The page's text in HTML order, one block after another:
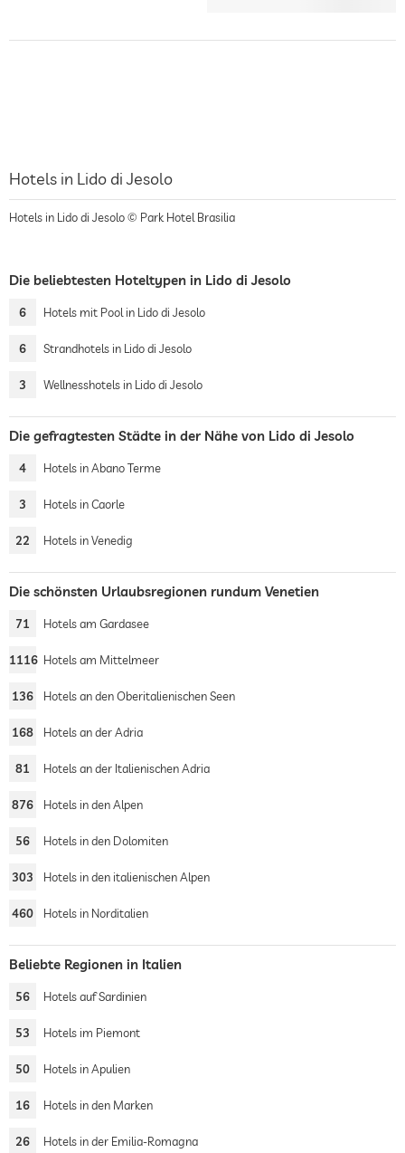
Hotels in Lido di Jesolo
Hotels in Lido di Jesolo © Park Hotel Brasilia
Die beliebtesten Hoteltypen in Lido di Jesolo
6 Hotels mit Pool in Lido di Jesolo
6 Strandhotels in Lido di Jesolo
3 Wellnesshotels in Lido di Jesolo
Die gefragtesten Städte in der Nähe von Lido di Jesolo
4 Hotels in Abano Terme
3 Hotels in Caorle
22 Hotels in Venedig
Die schönsten Urlaubsregionen rundum Venetien
71 Hotels am Gardasee
1116 Hotels am Mittelmeer
136 Hotels an den Oberitalienischen Seen
168 Hotels an der Adria
81 Hotels an der Italienischen Adria
876 Hotels in den Alpen
56 Hotels in den Dolomiten
303 Hotels in den italienischen Alpen
460 Hotels in Norditalien
Beliebte Regionen in Italien
56 Hotels auf Sardinien
53 Hotels im Piemont
50 Hotels in Apulien
16 Hotels in den Marken
26 Hotels in der Emilia-Romagna